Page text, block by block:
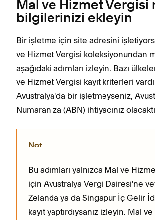
Mal ve Hizmet Vergisi
bilgilerinizi ekleyin
Bir işletme için site adresini
ve Hizmet Vergisi koleksiyonundan
aşağıdaki adımları izleyin. Bazı
ve Hizmet Vergisi kayıt kriterleri
Avustralya'da bir işletmeyseniz,
Numaranıza (ABN) ihtiyacınız
Not
Bu adımları yalnızca Mal ve
için Avustralya Vergi Dairesi'ne
Zelanda ya da Singapur İç Gelir
kayıt yaptırdıysanız izleyin. Mal